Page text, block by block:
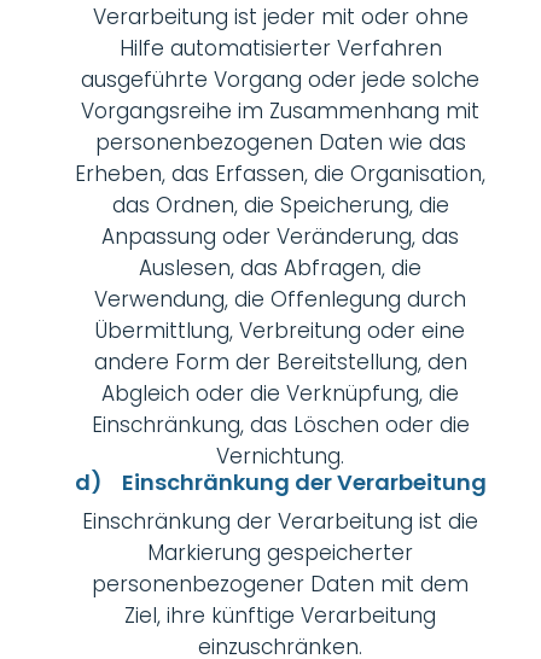
Verarbeitung ist jeder mit oder ohne
Hilfe automatisierter Verfahren
ausgeführte Vorgang oder jede solche
Vorgangsreihe im Zusammenhang mit
personenbezogenen Daten wie das
Erheben, das Erfassen, die Organisation,
das Ordnen, die Speicherung, die
Anpassung oder Veränderung, das
Auslesen, das Abfragen, die
Verwendung, die Offenlegung durch
Übermittlung, Verbreitung oder eine
andere Form der Bereitstellung, den
Abgleich oder die Verknüpfung, die
Einschränkung, das Löschen oder die
Vernichtung.
d) Einschränkung der Verarbeitung
Einschränkung der Verarbeitung ist die
Markierung gespeicherter
personenbezogener Daten mit dem
Ziel, ihre künftige Verarbeitung
einzuschränken.